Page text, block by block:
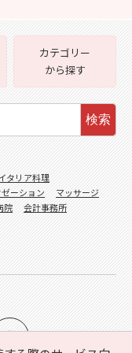
カテゴリー
から探す
検索
タリア料理
ーション
マッサージ
院
会計事務所